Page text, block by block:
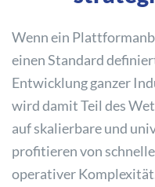
Wenn ein
einen Standard
Entwicklung ganzer
wird damit Teil des
auf skalierbare und
profitieren von
operativer